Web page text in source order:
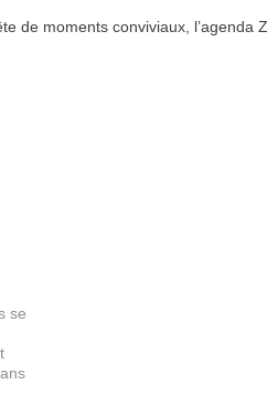
de moments conviviaux,
se